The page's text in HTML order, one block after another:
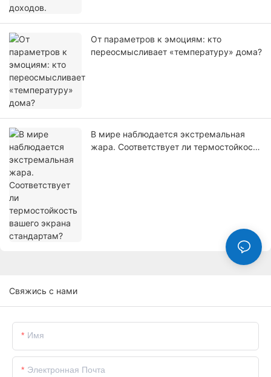
От параметров к эмоциям: кто
переосмысливает «температуру» дома?
В мире наблюдается экстремальная
жара. Соответствует ли термостойкость
Свяжись с нами
Имя
Электронная Почта